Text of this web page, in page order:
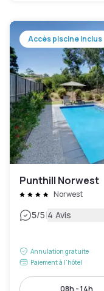
Accès piscine inclus
Punthill Norwest
Norwest
5/5|4 Avis
Annulation gratuite
Paiement à l'hôtel
08h - 14h